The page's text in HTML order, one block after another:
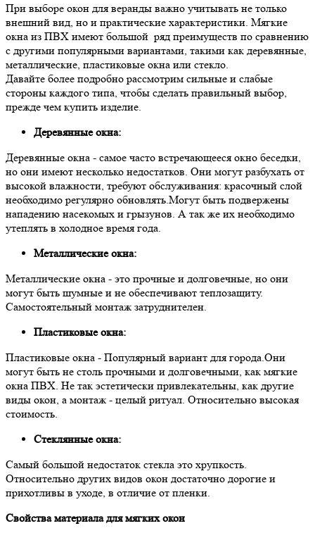
При выборе окон для веранды важно учитывать не только
внешний вид, но и практические характеристики. Мягкие
окна из ПВХ имеют большой ряд преимуществ по сравнению
с другими популярными вариантами, такими как деревянные,
металлические, пластиковые окна или стекло.
Давайте более подробно рассмотрим сильные и слабые
стороны каждого типа, чтобы сделать правильный выбор,
прежде чем купить изделие.
Деревянные окна:
Деревянные окна - самое часто встречающееся окно беседки,
но они имеют несколько недостатков. Они могут разбухать от
высокой влажности, требуют обслуживания: красочный слой
необходимо регулярно обновлять.Могут быть подвержены
нападению насекомых и грызунов. А так же их необходимо
утеплять в холодное время года.
Металлические окна:
Металлические окна - это прочные и долговечные, но они
могут быть шумные и не обеспечивают теплозащиту.
Самостоятельный монтаж затруднителен.
Пластиковые окна:
Пластиковые окна - Популярный вариант для города.Они
могут быть не столь прочными и долговечными, как мягкие
окна ПВХ. Не так эстетически привлекательны, как другие
виды окон, а монтаж - целый ритуал. Относительно высокая
стоимость.
Стеклянные окна:
Самый большой недостаток стекла это хрупкость.
Относительно других видов окон достаточно дорогие и
прихотливы в уходе, в отличие от пленки.
Свойства материала для мягких окон